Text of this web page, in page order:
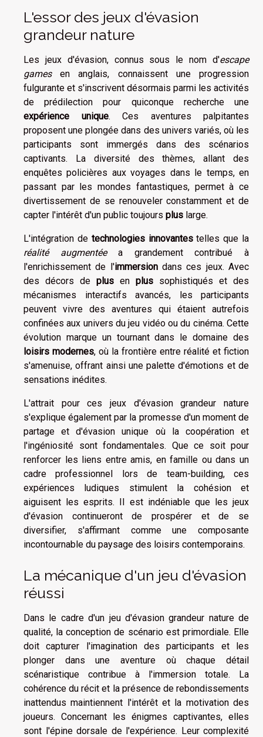
L'essor des jeux d'évasion
grandeur nature
Les jeux d'évasion, connus sous le nom d'escape
gamesen anglais, connaissent une progression
fulgurante et s'inscrivent désormais parmi les activités
de prédilection pour quiconque recherche une
expérience unique. Ces aventures palpitantes
proposent une plongée dans des univers variés, où les
participants sont immergés dans des scénarios
captivants. La diversité des thèmes, allant des
enquêtes policières aux voyages dans le temps, en
passant par les mondes fantastiques, permet à ce
divertissement de se renouveler constamment et de
capter l'intérêt d'un public toujours plus large.
L'intégration de technologies innovantestelles que la
réalité augmentéea grandement contribué à
l'enrichissement de l'immersiondans ces jeux. Avec
des décors de plus en plus sophistiqués et des
mécanismes interactifs avancés, les participants
peuvent vivre des aventures qui étaient autrefois
confinées aux univers du jeu vidéo ou du cinéma. Cette
évolution marque un tournant dans le domaine des
loisirs modernes, où la frontière entre réalité et fiction
s'amenuise, offrant ainsi une palette d'émotions et de
sensations inédites.
L'attrait pour ces jeux d'évasion grandeur nature
s'explique également par la promesse d'un moment de
partage et d'évasion unique où la coopération et
l'ingéniosité sont fondamentales. Que ce soit pour
renforcer les liens entre amis, en famille ou dans un
cadre professionnel lors de team-building, ces
expériences ludiques stimulent la cohésion et
aiguisent les esprits. Il est indéniable que les jeux
d'évasion continueront de prospérer et de se
diversifier, s'affirmant comme une composante
incontournable du paysage des loisirs contemporains.
La mécanique d'un jeu d'évasion
réussi
Dans le cadre d'un jeu d'évasion grandeur nature de
qualité, la conception de scénario est primordiale. Elle
doit capturer l'imagination des participants et les
plonger dans une aventure où chaque détail
scénaristique contribue à l'immersion totale. La
cohérence du récit et la présence de rebondissements
inattendus maintiennent l'intérêt et la motivation des
joueurs. Concernant les énigmes captivantes, elles
sont l'épine dorsale de l'expérience. Leur complexité